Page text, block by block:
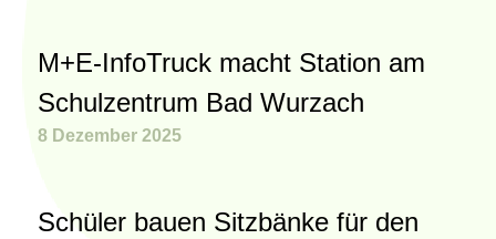
M+E-InfoTruck macht Station am
Schulzentrum Bad Wurzach
8 Dezember 2025
Schüler bauen Sitzbänke für den